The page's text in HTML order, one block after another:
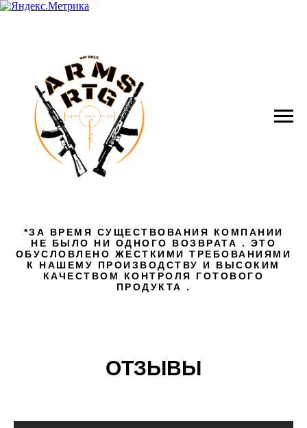
*ЗА ВРЕМЯ СУЩЕСТВОВАНИЯ КОМПАНИИ
НЕ БЫЛО НИ ОДНОГО ВОЗВРАТА . ЭТО
ОБУСЛОВЛЕНО ЖЕСТКИМИ ТРЕБОВАНИЯМИ
К НАШЕМУ ПРОИЗВОДСТВУ И ВЫСОКИМ
КАЧЕСТВОМ КОНТРОЛЯ ГОТОВОГО
ПРОДУКТА .
ОТЗЫВЫ